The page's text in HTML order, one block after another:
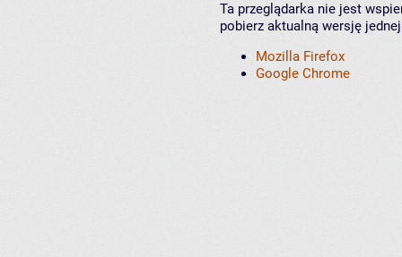
Ta przeglądarka nie jest
pobierz aktualną wersję
Mozilla Firefox
Google Chrome